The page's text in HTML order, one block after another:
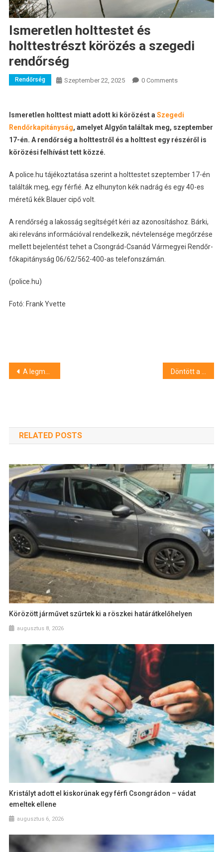
Ismeretlen holttestet és
holttestrészt körözés a szegedi
rendőrség
Rendőrség Szeptember 22, 2025 0 Comments
Ismeretlen holttest miatt adott ki körözést a Szegedi
Rendőrkapitányság, amelyet Algyőn találtak meg, szeptember
17-én. A rendőrség a holttestről és a holttest egy részéről is
körözési felhívást tett közzé.
A police.hu tájékoztatása szerint a holttestet szeptember 17-én
találták meg, egy férfié. Az elhunyton kék nadrág és egy 40-es
méretű kék Blauer cipő volt.
A rendőrség a lakosság segítségét kéri az azonosításhoz. Bárki,
aki releváns információval rendelkezik, névtelensége megőrzése
mellett bejelentést tehet a Csongrád-Csanád Vármegyei Rendőr-
főkapitányság 06/62/562-400-as telefonszámán.
(police.hu)
Fotó: Frank Yvette
Bejegyzés
A legmagasabb biztonsági készültséggel várják a zsidó újévet Izraelben
RELATED POSTS
Körözött járművet szűrtek ki a röszkei határátkelőhelyen
augusztus 8, 2026
Kristályt adott el kiskorúnak egy férfi Csongrádon – vádat
emeltek ellene
augusztus 6, 2026